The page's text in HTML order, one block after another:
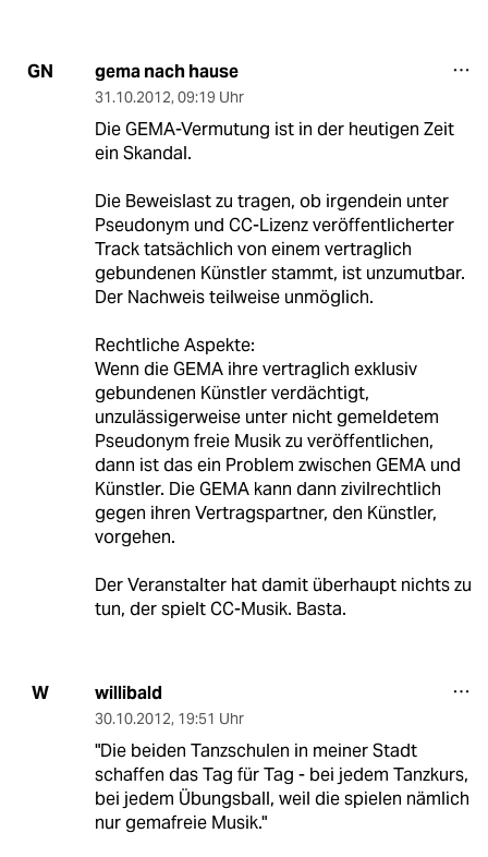
GN gema nach hause
31.10.2012, 09:19 Uhr
Die GEMA-Vermutung ist in der heutigen Zeit
ein Skandal.
Die Beweislast zu tragen, ob irgendein unter
Pseudonym und CC-Lizenz veröffentlicherter
Track tatsächlich von einem vertraglich
gebundenen Künstler stammt, ist unzumutbar.
Der Nachweis teilweise unmöglich.
Rechtliche Aspekte:
Wenn die GEMA ihre vertraglich exklusiv
gebundenen Künstler verdächtigt,
unzulässigerweise unter nicht gemeldetem
Pseudonym freie Musik zu veröffentlichen,
dann ist das ein Problem zwischen GEMA und
Künstler. Die GEMA kann dann zivilrechtlich
gegen ihren Vertragspartner, den Künstler,
vorgehen.
Der Veranstalter hat damit überhaupt nichts zu
tun, der spielt CC-Musik. Basta.
W willibald
30.10.2012, 19:51 Uhr
"Die beiden Tanzschulen in meiner Stadt
schaffen das Tag für Tag - bei jedem Tanzkurs,
bei jedem Übungsball, weil die spielen nämlich
nur gemafreie Musik."